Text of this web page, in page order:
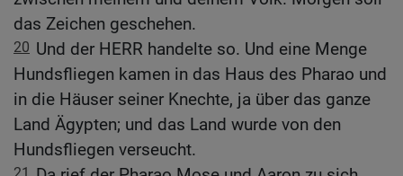
das Zeichen geschehen.
20 Und der HERR handelte so. Und eine Menge
Hundsfliegen kamen in das Haus des Pharao und
in die Häuser seiner Knechte, ja über das ganze
Land Ägypten; und das Land wurde von den
Hundsfliegen verseucht.